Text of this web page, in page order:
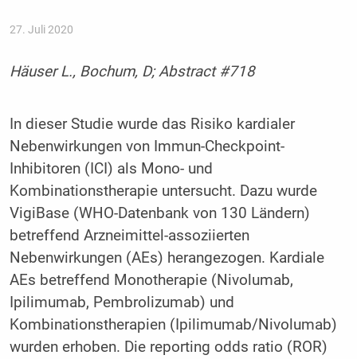
27. Juli 2020
Häuser L., Bochum, D; Abstract #718
In dieser Studie wurde das Risiko kardialer
Nebenwirkungen von Immun-Checkpoint-
Inhibitoren (ICI) als Mono- und
Kombinationstherapie untersucht. Dazu wurde
VigiBase (WHO-Datenbank von 130 Ländern)
betreffend Arzneimittel-assoziierten
Nebenwirkungen (AEs) herangezogen. Kardiale
AEs betreffend Monotherapie (Nivolumab,
Ipilimumab, Pembrolizumab) und
Kombinationstherapien (Ipilimumab/Nivolumab)
wurden erhoben. Die reporting odds ratio (ROR)